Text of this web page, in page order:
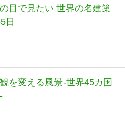
目で見たい 世界の名建築
日
を変える風景-世界45カ国